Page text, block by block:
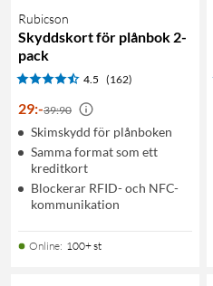
Rubicson
Skyddskort för plånbok 2-
pack
4.5 (162)
29:-39:90
Skimskydd för plånboken
Samma format som ett
kreditkort
Blockerar RFID- och NFC-
kommunikation
Online: 100+ st